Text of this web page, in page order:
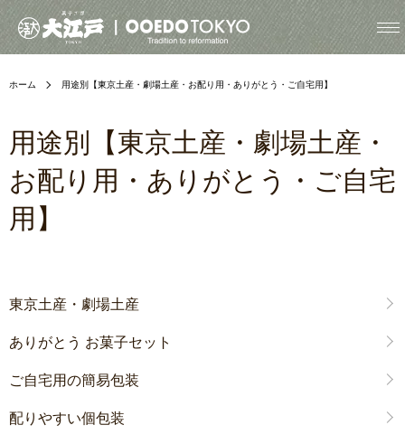
ホーム 用途別【東京土産・劇場土産・お配り用・ありがとう・ご自宅用】
用途別【東京土産・劇場土産・
お配り用・ありがとう・ご自宅
用】
東京土産・劇場土産
ありがとう お菓子セット
ご自宅用の簡易包装
配りやすい個包装